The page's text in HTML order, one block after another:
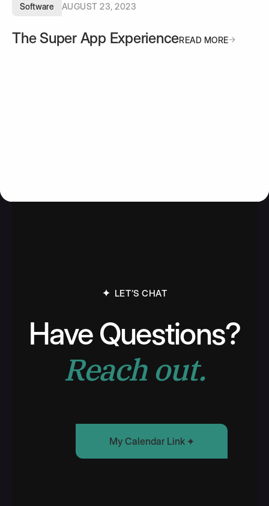
Software AUGUST 23, 2023
The Super App ExperienceREAD MORE
LET’S CHAT
Have Questions?
Reach out.
My Calendar Link